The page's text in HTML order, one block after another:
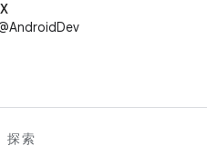
X
探索